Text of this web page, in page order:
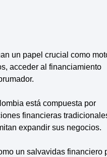
un papel crucial como
acceder al financiamiento
está compuesta por
financieras
expandir sus negocios.
un salvavidas financiero